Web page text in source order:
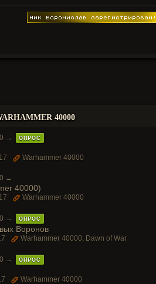
40000
→ ОПРОС
Warhammer 40000
→
40000)
Warhammer 40000
→ ОПРОС
Воронов
Warhammer 40000, Dawn of War
→ ОПРОС
Warhammer 40000